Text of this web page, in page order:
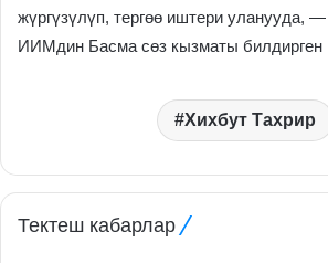
жүргүзүлүп, тергөө иштери уланууда,
ИИМдин Басма сөз кызматы билдирген
Хихбут Тахрир
Тектеш кабарлар